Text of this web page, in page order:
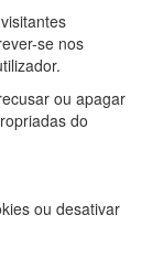
se nos
ou apagar
do
ou desativar